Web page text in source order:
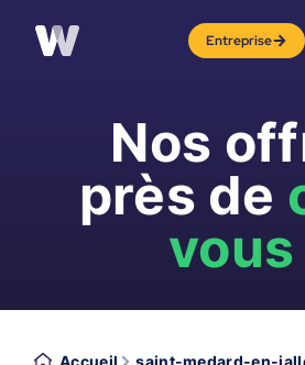
Entreprise
Nos
près de
vous
Accueil
saint-medard-en-